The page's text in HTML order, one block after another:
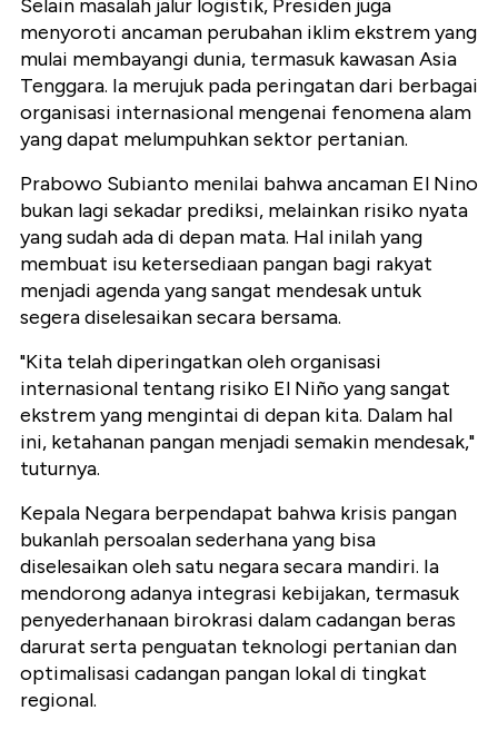
Selain masalah jalur logistik, Presiden juga
menyoroti ancaman perubahan iklim ekstrem yang
mulai membayangi dunia, termasuk kawasan Asia
Tenggara. Ia merujuk pada peringatan dari berbagai
organisasi internasional mengenai fenomena alam
yang dapat melumpuhkan sektor pertanian.
Prabowo Subianto menilai bahwa ancaman El Nino
bukan lagi sekadar prediksi, melainkan risiko nyata
yang sudah ada di depan mata. Hal inilah yang
membuat isu ketersediaan pangan bagi rakyat
menjadi agenda yang sangat mendesak untuk
segera diselesaikan secara bersama.
"Kita telah diperingatkan oleh organisasi
internasional tentang risiko El Niño yang sangat
ekstrem yang mengintai di depan kita. Dalam hal
ini, ketahanan pangan menjadi semakin mendesak,"
tuturnya.
Kepala Negara berpendapat bahwa krisis pangan
bukanlah persoalan sederhana yang bisa
diselesaikan oleh satu negara secara mandiri. Ia
mendorong adanya integrasi kebijakan, termasuk
penyederhanaan birokrasi dalam cadangan beras
darurat serta penguatan teknologi pertanian dan
optimalisasi cadangan pangan lokal di tingkat
regional.